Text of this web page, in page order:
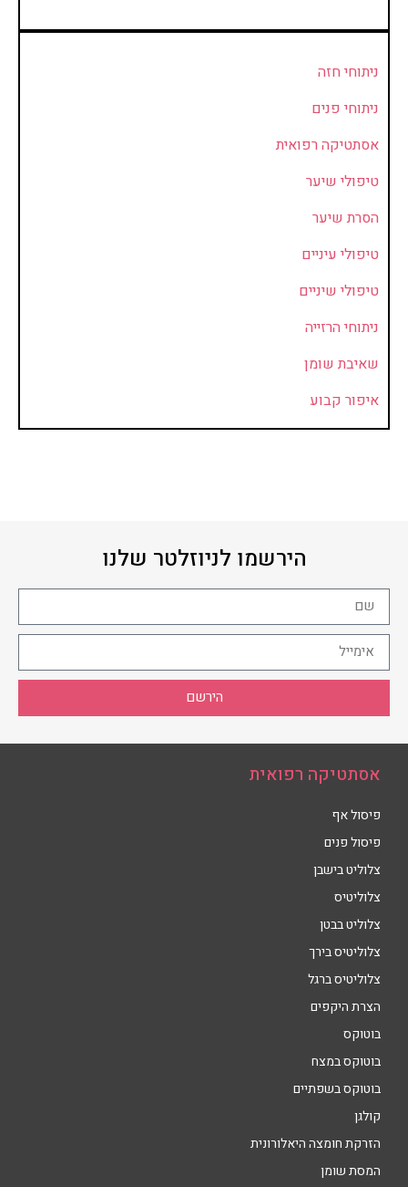
ניתוחי חזה
ניתוחי פנים
אסתטיקה רפואית
טיפולי שיער
הסרת שיער
טיפולי עיניים
טיפולי שיניים
ניתוחי הרזייה
שאיבת שומן
איפור קבוע
הירשמו לניוזלטר שלנו
הירשם
אסתטיקה רפואית
פיסול אף
פיסול פנים
צלוליט בישבן
צלוליטיס
צלוליט בבטן
צלוליטיס בירך
צלוליטיס ברגל
הצרת היקפים
בוטוקס
בוטוקס במצח
בוטוקס בשפתיים
קולגן
הזרקת חומצה היאלורונית
המסת שומן